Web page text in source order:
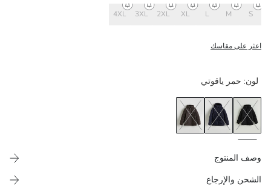
لون: حمر ياقوتي
S
M
L
XL
2XL
3XL
4XL
اعثر على مقاسك
وصف المنتوج
الشحن والإرجاع